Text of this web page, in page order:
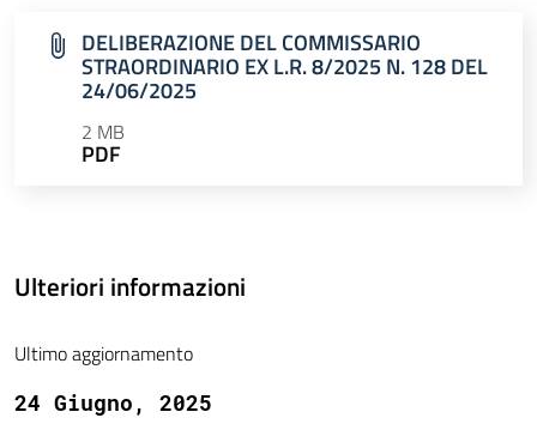
DELIBERAZIONE DEL COMMISSARIO
STRAORDINARIO EX L.R. 8/2025 N. 128 DEL
24/06/2025
2 MB
PDF
Ulteriori informazioni
Ultimo aggiornamento
24 Giugno, 2025